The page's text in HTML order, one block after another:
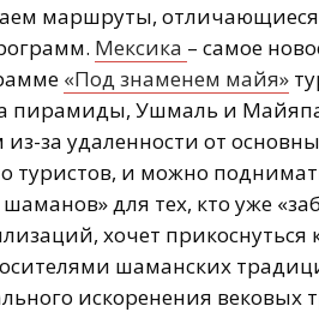
маршруты,
Мексика – самое
«Под знаменем майя»
пирамиды, Ушмаль и
за удаленности от
туристов, и можно
для тех, кто уже
хочет
шаманских
искоренения